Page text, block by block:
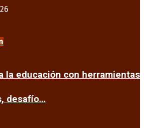
la educación con herramientas
desafío…